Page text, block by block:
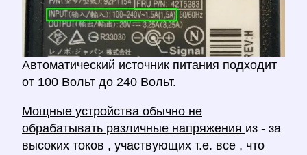
Автоматический источник питания подходит
от 100 Вольт до 240 Вольт.
Мощные устройства обычно не
обрабатывать различные напряжения из - за
высоких токов , участвующих т.е. все , что